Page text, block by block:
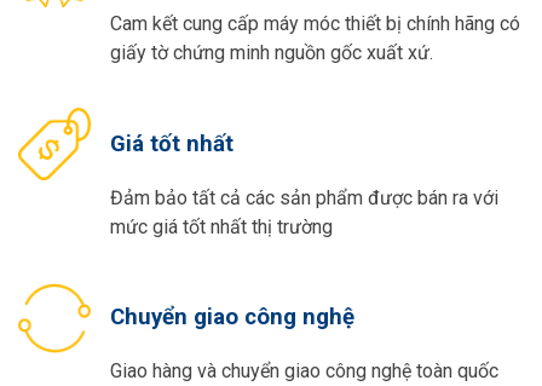
Cam kết cung cấp máy móc thiết bị chính hãng có
giấy tờ chứng minh nguồn gốc xuất xứ.
Giá tốt nhất
Đảm bảo tất cả các sản phẩm được bán ra với
mức giá tốt nhất thị trường
Chuyển giao công nghệ
Giao hàng và chuyển giao công nghệ toàn quốc